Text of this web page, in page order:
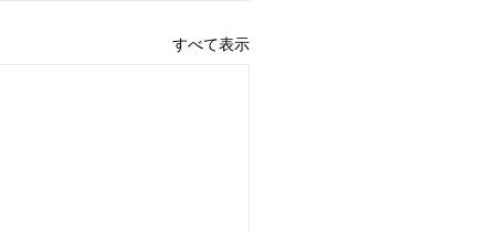
すべて表示